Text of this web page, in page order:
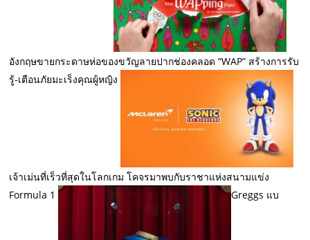
อังกฤษขายกระดาษห่อของขวัญลายปากช่องคลอด “WAP” สร้างการรับ
รู้-เตือนภัยมะเร็งคุณผู้หญิง
เจ้าเม่นที่เร็วที่สุดในโลกเกม โคจรมาพบกับราชาแห่งสนามแข่ง
Formula 1
Greggs แบ